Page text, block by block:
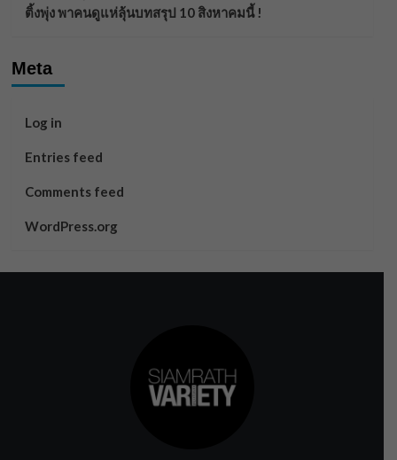
ติ้งพุ่ง พาคนดูแห่ลุ้นบทสรุป 10 สิงหาคมนี้ !
Meta
Log in
Entries feed
Comments feed
WordPress.org